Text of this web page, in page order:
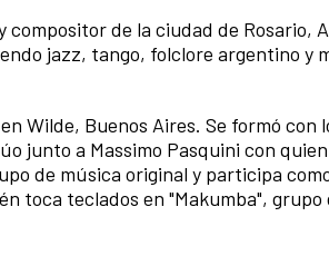
de la ciudad de Rosario,
jazz, tango, folclore argentino y
Wilde, Buenos Aires. Se formó con
junto a Massimo Pasquini con
de música original y participa
toca teclados en "Makumba",